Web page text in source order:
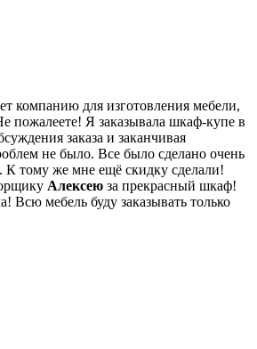
компанию для изготовления мебели,
пожалеете! Я заказывала шкаф-купе в
заказа и заканчивая
не было. Все было сделано очень
К тому же мне ещё скидку сделали!
Алексею за прекрасный шкаф!
Всю мебель буду заказывать только